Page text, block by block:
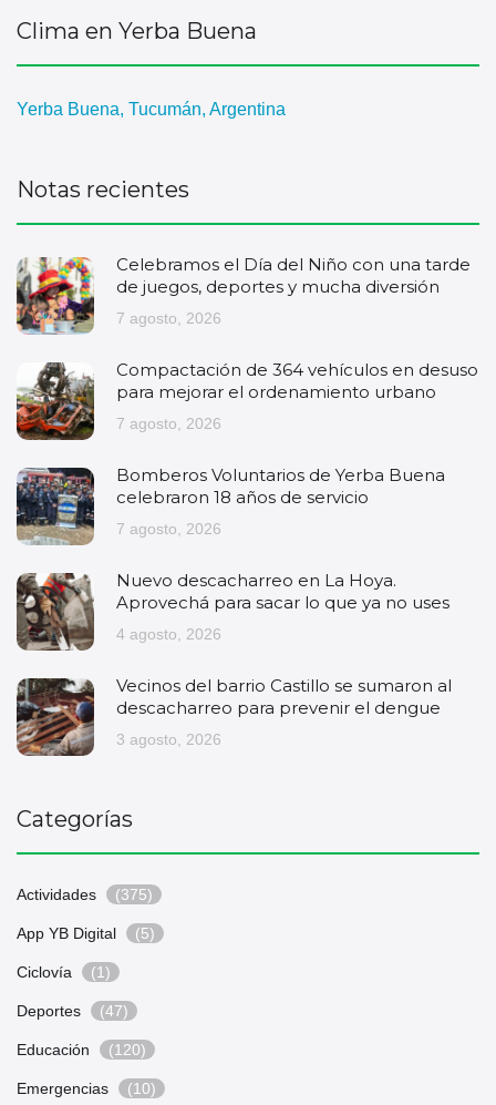
Clima en Yerba Buena
Yerba Buena, Tucumán, Argentina
Notas recientes
Celebramos el Día del Niño con una tarde
de juegos, deportes y mucha diversión
7 agosto, 2026
Compactación de 364 vehículos en desuso
para mejorar el ordenamiento urbano
7 agosto, 2026
Bomberos Voluntarios de Yerba Buena
celebraron 18 años de servicio
7 agosto, 2026
Nuevo descacharreo en La Hoya.
Aprovechá para sacar lo que ya no uses
4 agosto, 2026
Vecinos del barrio Castillo se sumaron al
descacharreo para prevenir el dengue
3 agosto, 2026
Categorías
Actividades (375)
App YB Digital (5)
Ciclovía (1)
Deportes (47)
Educación (120)
Emergencias (10)